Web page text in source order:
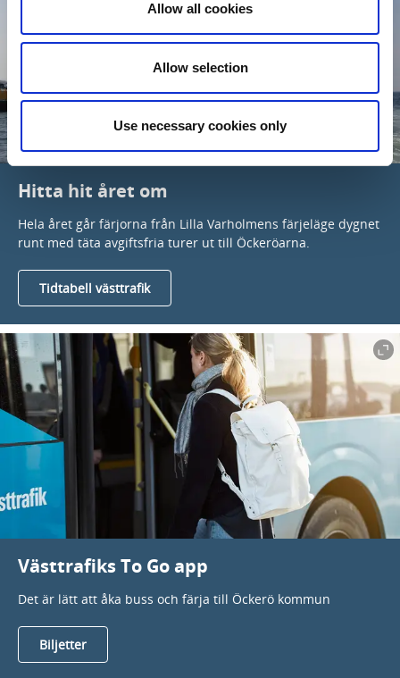
Allow all cookies
Allow selection
Use necessary cookies only
Hitta hit året om
Hela året går färjorna från Lilla Varholmens färjeläge dygnet
runt med täta avgiftsfria turer ut till Öckeröarna.
Tidtabell västtrafik
Västtrafiks To Go app
Det är lätt att åka buss och färja till Öckerö kommun
Biljetter